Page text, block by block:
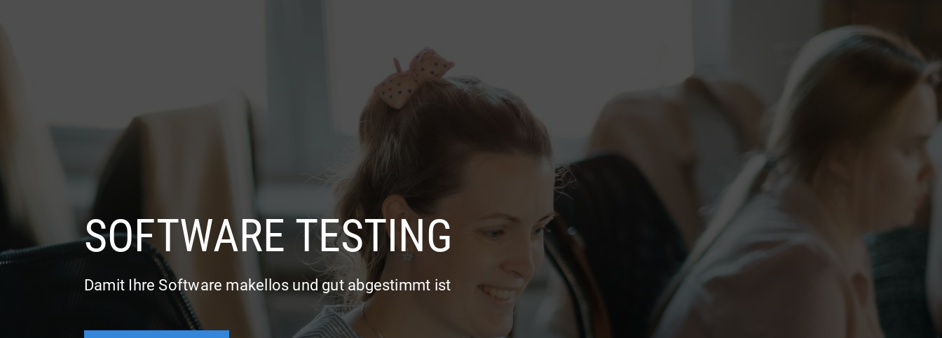
SOFTWARE TESTING
Damit Ihre Software makellos und gut abgestimmt ist